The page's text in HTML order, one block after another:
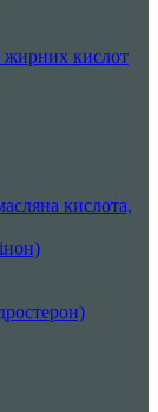
жирних кислот
кислота,